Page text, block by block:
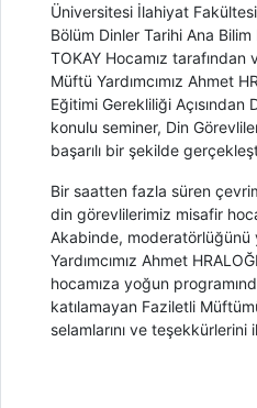
Üniversitesi İlahiyat
Bölüm Dinler Tarihi Ana Bilim
TOKAY Hocamız
Müftü Yardımcımız Ahmet
Eğitimi Gerekliliği Açısından
konulu seminer, Din
başarılı bir şekilde
Bir saatten fazla süren
din görevlilerimiz misafir
Akabinde, moderatörlüğünü
Yardımcımız Ahmet
hocamıza yoğun
katılamayan Faziletli
selamlarını ve teşekkürlerini